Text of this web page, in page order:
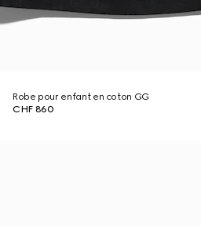
Robe pour enfant en coton GG
CHF 860